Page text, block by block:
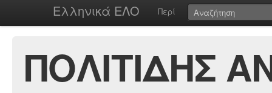
Ελληνικά ΕΛΟ Περί
ΠΟΛΙΤΙΔΗΣ